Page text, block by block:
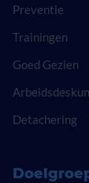
Preventie
Trainingen
Goed Gezien
Detachering